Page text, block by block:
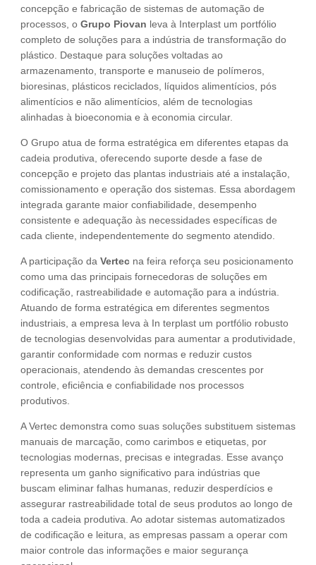
concepção e fabricação de sistemas de automação de
processos, o Grupo Piovan leva à Interplast um portfólio
completo de soluções para a indústria de transformação do
plástico. Destaque para soluções voltadas ao
armazenamento, transporte e manuseio de polímeros,
bioresinas, plásticos reciclados, líquidos alimentícios, pós
alimentícios e não alimentícios, além de tecnologias
alinhadas à bioeconomia e à economia circular.
O Grupo atua de forma estratégica em diferentes etapas da
cadeia produtiva, oferecendo suporte desde a fase de
concepção e projeto das plantas industriais até a instalação,
comissionamento e operação dos sistemas. Essa abordagem
integrada garante maior confiabilidade, desempenho
consistente e adequação às necessidades específicas de
cada cliente, independentemente do segmento atendido.
A participação da Vertec na feira reforça seu posicionamento
como uma das principais fornecedoras de soluções em
codificação, rastreabilidade e automação para a indústria.
Atuando de forma estratégica em diferentes segmentos
industriais, a empresa leva à In terplast um portfólio robusto
de tecnologias desenvolvidas para aumentar a produtividade,
garantir conformidade com normas e reduzir custos
operacionais, atendendo às demandas crescentes por
controle, eficiência e confiabilidade nos processos
produtivos.
A Vertec demonstra como suas soluções substituem sistemas
manuais de marcação, como carimbos e etiquetas, por
tecnologias modernas, precisas e integradas. Esse avanço
representa um ganho significativo para indústrias que
buscam eliminar falhas humanas, reduzir desperdícios e
assegurar rastreabilidade total de seus produtos ao longo de
toda a cadeia produtiva. Ao adotar sistemas automatizados
de codificação e leitura, as empresas passam a operar com
maior controle das informações e maior segurança